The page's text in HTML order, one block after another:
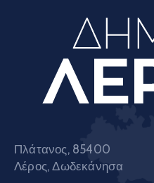
Πλάτανος, 85400
Λέρος, Δωδεκάνησα